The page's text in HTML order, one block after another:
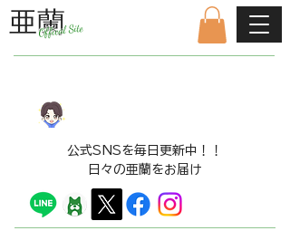
亜蘭
Offical Site
​公式SNSを毎日更新中！！
日々の亜蘭をお届け